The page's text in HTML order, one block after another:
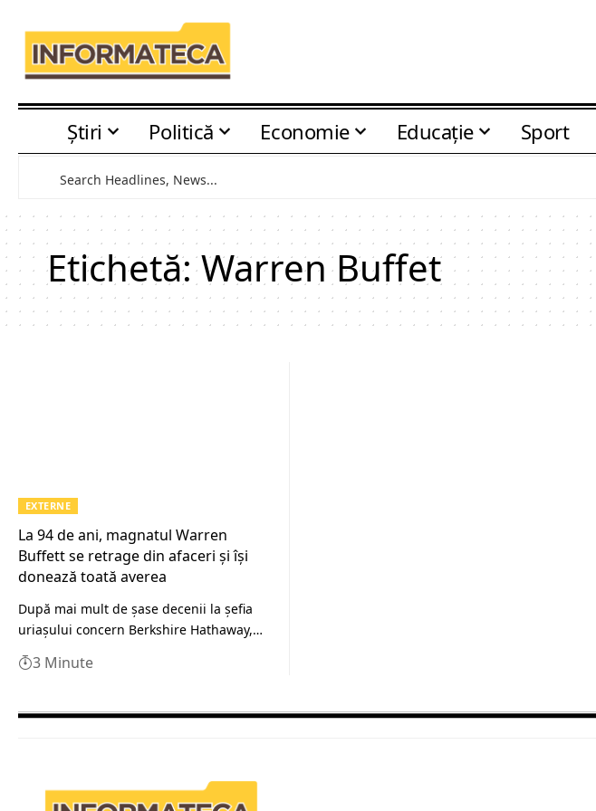
Știri Politică Economie Educaţie Sport
Etichetă:Warren Buffet
EXTERNE
La 94 de ani, magnatul Warren
Buffett se retrage din afaceri și își
donează toată averea
După mai mult de șase decenii la șefia
uriașului concern Berkshire Hathaway,…
3 Minute